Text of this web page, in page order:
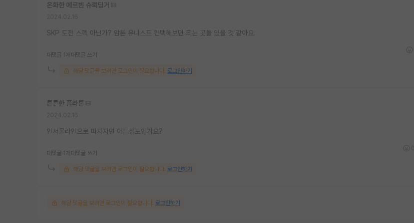
온화한 에르빈 슈뢰딩거
SKP 도전 스펙 아닌가? 암튼 유니스트 컨택해보면 되는 곳들 있을 것 같아요.
대댓글 1개 대댓글 쓰기
해당 댓글을 보려면 로그인이 필요합니다. 로그인하기
튼튼한 플라톤
인서울라인으로 따지자면 어느정도인가요?
대댓글 1개 대댓글 쓰기
해당 댓글을 보려면 로그인이 필요합니다. 로그인하기
해당 댓글을 보려면 로그인이 필요합니다. 로그인하기